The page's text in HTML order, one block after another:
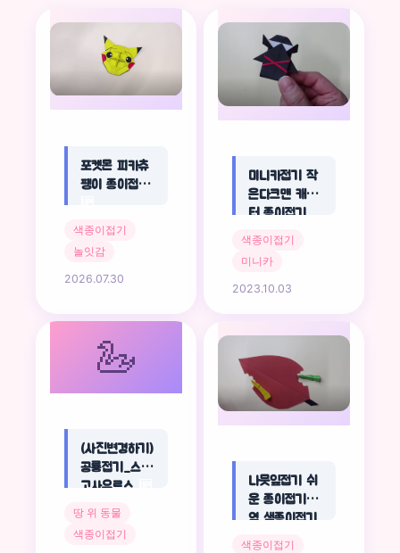
포켓몬 피카츄
팽이 종이접기
색종이접기
놀잇감
2026.07.30
미니카접기 작
은다크맨 캐릭
터 종이접기
🆙
색종이접기
미니카
2023.10.03
🦢
(사진변경하기)
공룡접기_스테
고사우르스
땅 위 동물
색종이접기
나뭇잎접기 쉬
운 종이접기 낙
옆 색종이접기
🆙
색종이접기